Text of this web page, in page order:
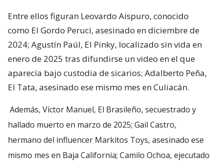
Entre ellos figuran Leovardo Aispuro, conocido
como El Gordo Peruci, asesinado en diciembre de
2024; Agustín Paúl, El Pinky, localizado sin vida en
enero de 2025 tras difundirse un video en el que
aparecía bajo custodia de sicarios; Adalberto Peña,
El Tata, asesinado ese mismo mes en Culiacán.
Además, Víctor Manuel, El Brasileño, secuestrado y
hallado muerto en marzo de 2025; Gail Castro,
hermano del influencer Markitos Toys, asesinado ese
mismo mes en Baja California; Camilo Ochoa, ejecutado